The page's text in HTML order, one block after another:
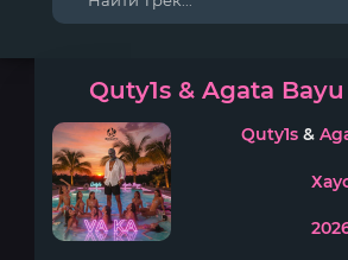
Quty1s & Agata
Quty1s &